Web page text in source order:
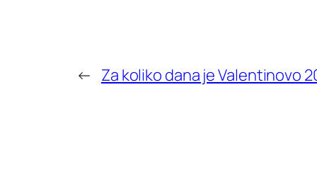
← Za koliko dana je Valentinovo